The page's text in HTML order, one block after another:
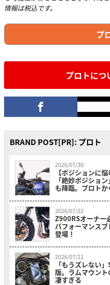
情報は税込です。
プ
プロトにつ
BRAND POST[PR]: プロト
2026/07/30
【ポジションに
「絶妙ポジショ
も降臨。プロト
2026/07/22
Z900RSオーナー
パフォーマンス
登場！
2026/07/21
「もうズレない
版。ラムマウン
凄すぎる